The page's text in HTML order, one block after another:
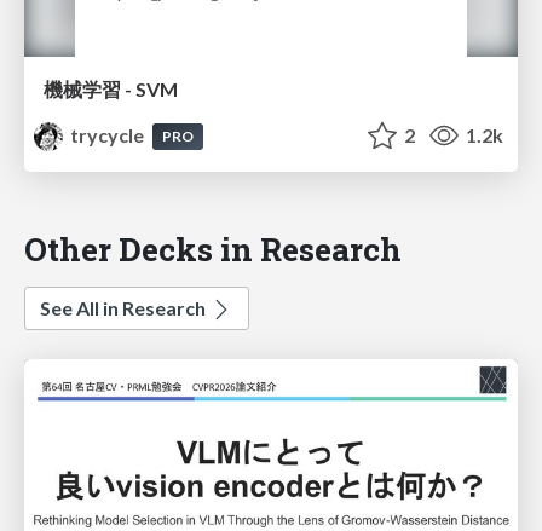
機械学習 - SVM
trycycle
PRO 2 1.2k
Other Decks in Research
See All in Research